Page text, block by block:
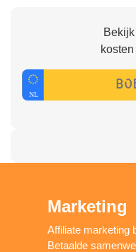
Marketing
Affiliate marketing
Betaalde